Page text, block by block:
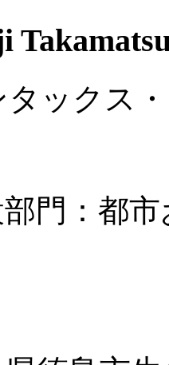
ックス
門：都